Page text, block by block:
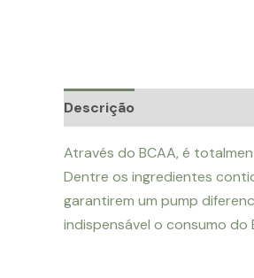
Descrição
Através do BCAA, é
Dentre os ingredientes
garantirem um pump
indispensável o consumo